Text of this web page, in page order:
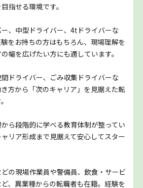
指せる環境です。
、中型ドライバー、4tドライバーな
をお持ちの方はもちろん、現場理解を
幅を広げたい方にも適しています。
ドライバー、ごみ収集ドライバーな
方から「次のキャリア」を見据えた転
ら段階的に学べる教育体制が整ってい
リア形成まで見据えて安心してスター
の現場作業員や警備員、飲食・サービ
、異業種からの転職者も在籍。経験を